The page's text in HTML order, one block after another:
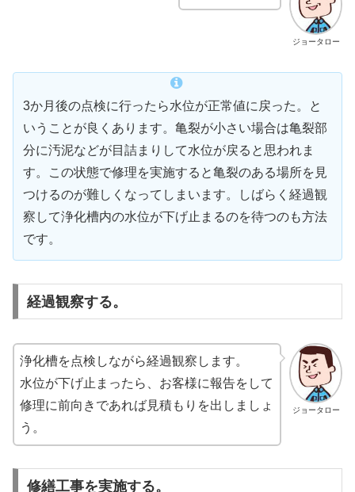
ジョータロー
3か月後の点検に行ったら水位が正常値に戻った。と
いうことが良くあります。亀裂が小さい場合は亀裂部
分に汚泥などが目詰まりして水位が戻ると思われま
す。この状態で修理を実施すると亀裂のある場所を見
つけるのが難しくなってしまいます。しばらく経過観
察して浄化槽内の水位が下げ止まるのを待つのも方法
です。
経過観察する。
ジョータロー
浄化槽を点検しながら経過観察します。
水位が下げ止まったら、お客様に報告をして
修理に前向きであれば見積もりを出しましょ
う。
修繕工事を実施する。